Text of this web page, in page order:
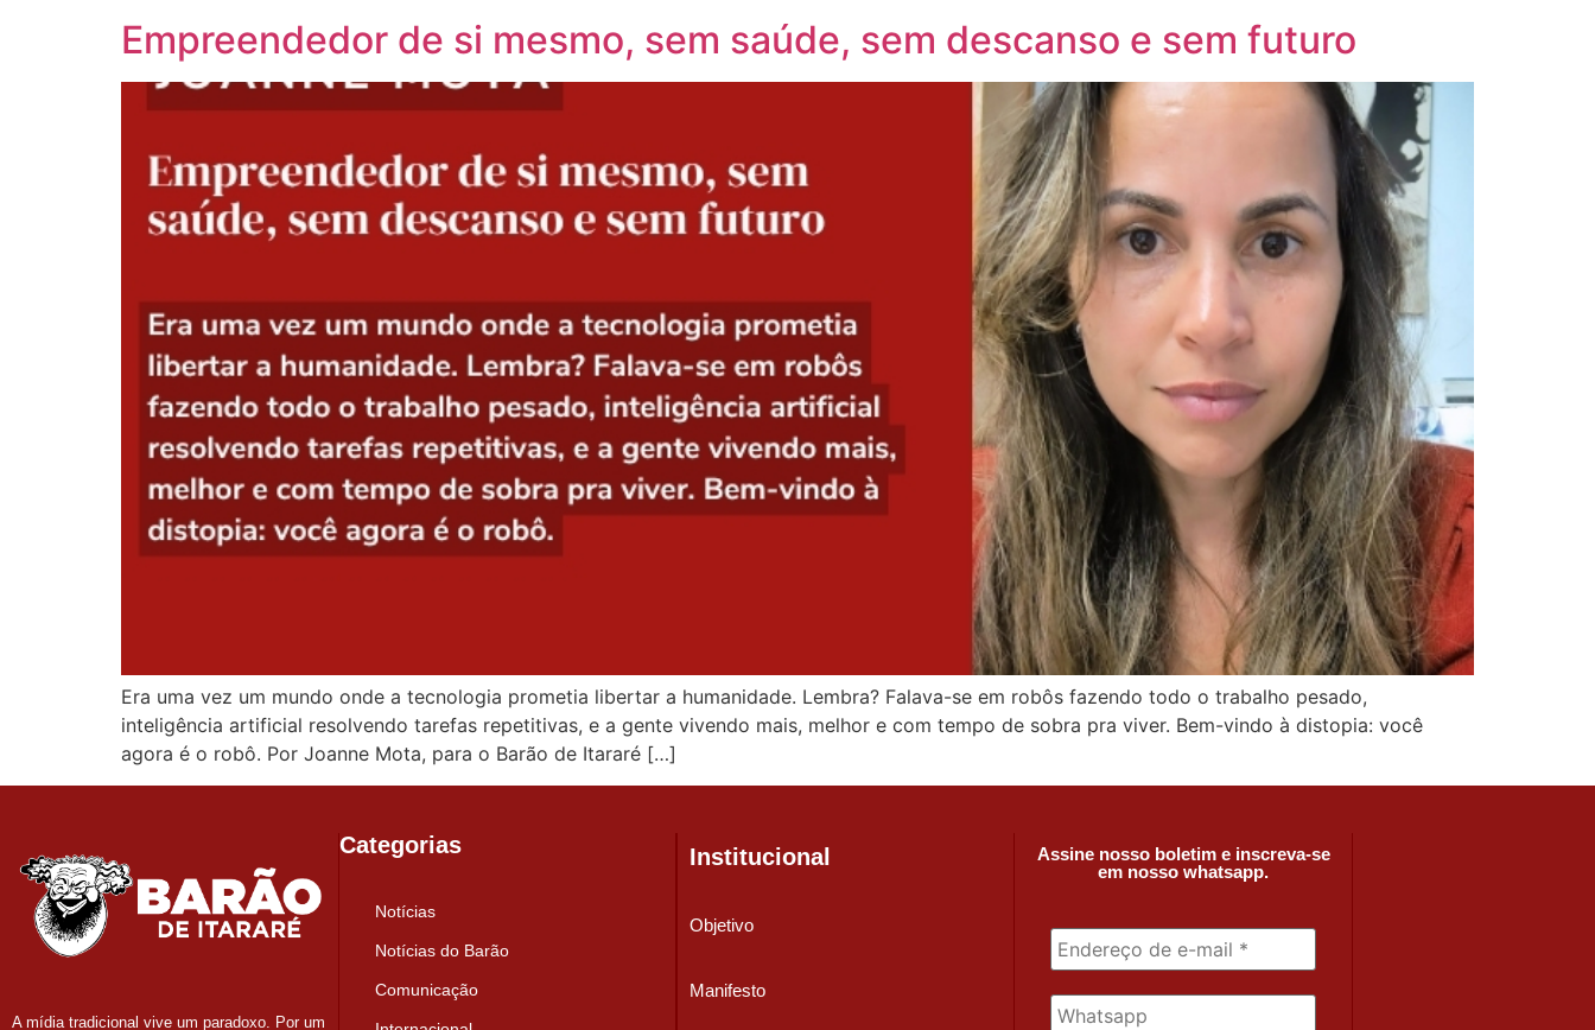
Empreendedor de si mesmo, sem saúde, sem descanso e sem futuro
Era uma vez um mundo onde a tecnologia prometia libertar a humanidade. Lembra? Falava-se em robôs fazendo todo o trabalho pesado,
inteligência artificial resolvendo tarefas repetitivas, e a gente vivendo mais, melhor e com tempo de sobra pra viver. Bem-vindo à distopia: você
agora é o robô. Por Joanne Mota, para o Barão de Itararé […]
A mídia tradicional vive um paradoxo. Por um
Categorias
Notícias
Notícias do Barão
Comunicação
Institucional
Objetivo
Manifesto
Assine nosso boletim e inscreva-se
em nosso whatsapp.